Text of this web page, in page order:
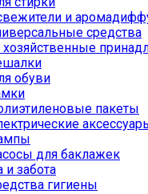
и
средства
хозяйственные
обуви
пакеты
для баклажек
и забота
гигиены